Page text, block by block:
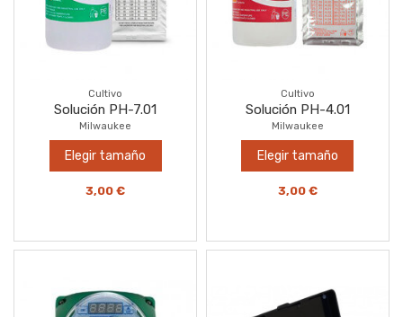
Cultivo
Solución PH-7.01
Milwaukee
Elegir tamaño
3,00 €
Cultivo
Solución PH-4.01
Milwaukee
Elegir tamaño
3,00 €